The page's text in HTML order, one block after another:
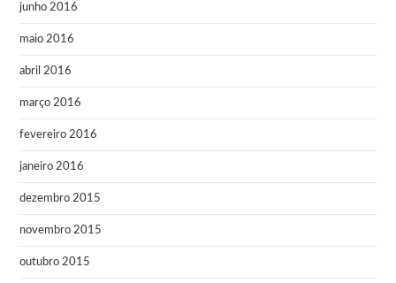
junho 2016
maio 2016
abril 2016
março 2016
fevereiro 2016
janeiro 2016
dezembro 2015
novembro 2015
outubro 2015